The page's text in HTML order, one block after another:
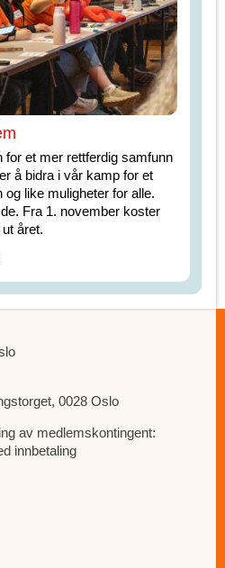
for et mer rettferdig samfunn
å bidra i vår kamp for et
like muligheter for alle.
Fra 1. november koster
året.
0028 Oslo
av medlemskontingent:
innbetaling